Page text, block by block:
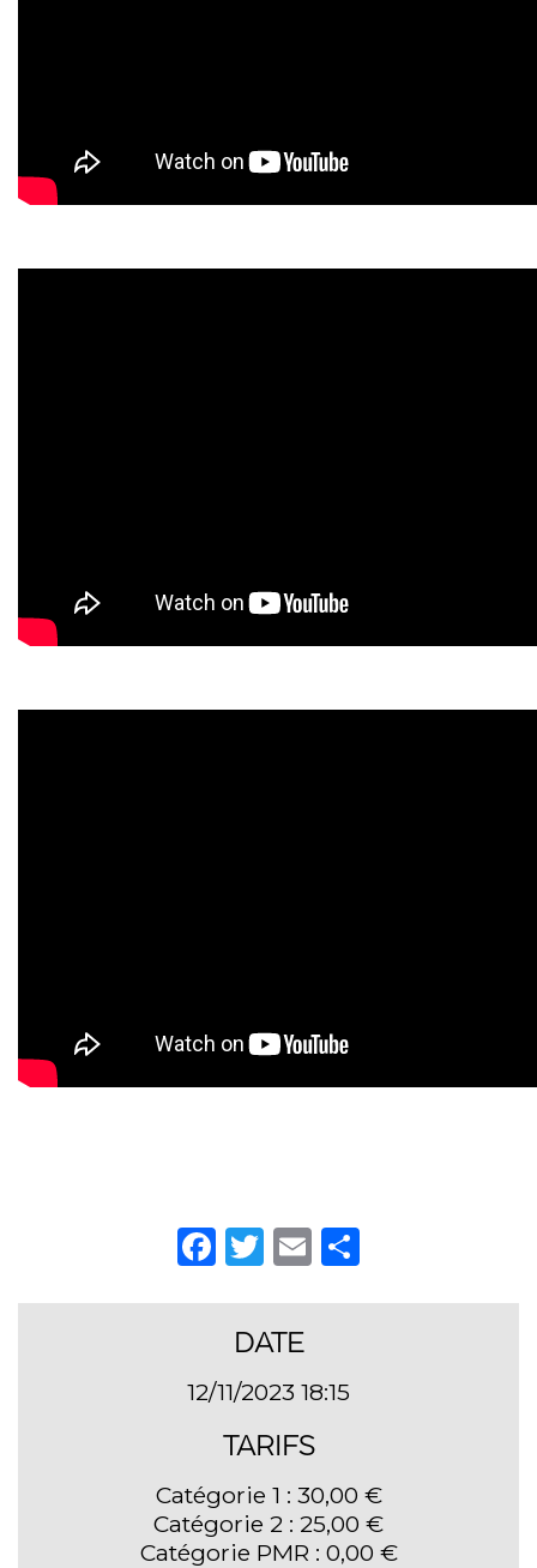
Facebook
Twitter
Email
DATE
12/11/2023 18:15
TARIFS
Catégorie 1 : 30,00 €
Catégorie 2 : 25,00 €
Catégorie PMR : 0,00 €